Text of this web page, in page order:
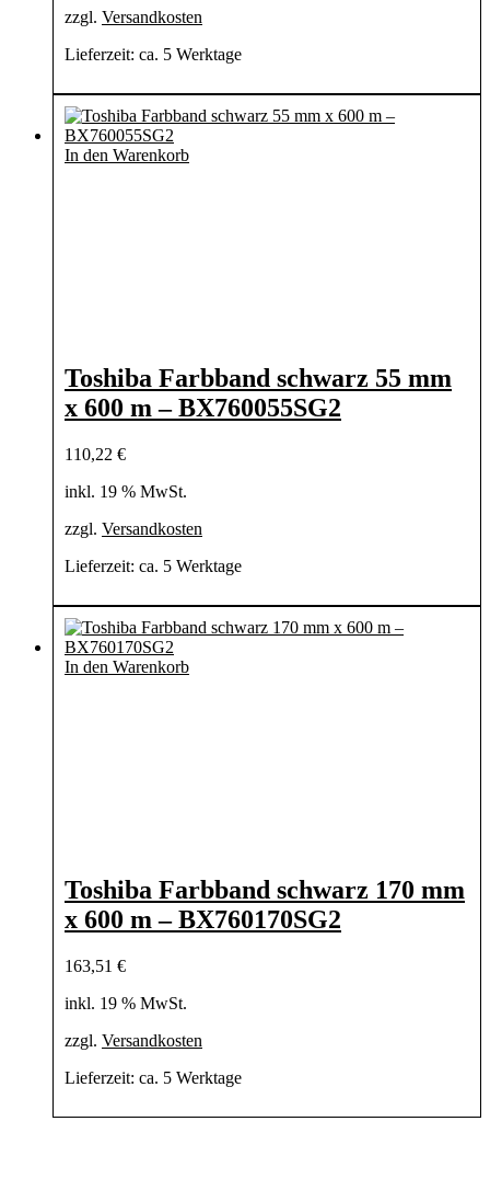
zzgl. Versandkosten
Lieferzeit: ca. 5 Werktage
In den Warenkorb
Toshiba Farbband schwarz 55 mm
x 600 m – BX760055SG2
110,22 €
inkl. 19 % MwSt.
zzgl. Versandkosten
Lieferzeit: ca. 5 Werktage
In den Warenkorb
Toshiba Farbband schwarz 170 mm
x 600 m – BX760170SG2
163,51 €
inkl. 19 % MwSt.
zzgl. Versandkosten
Lieferzeit: ca. 5 Werktage